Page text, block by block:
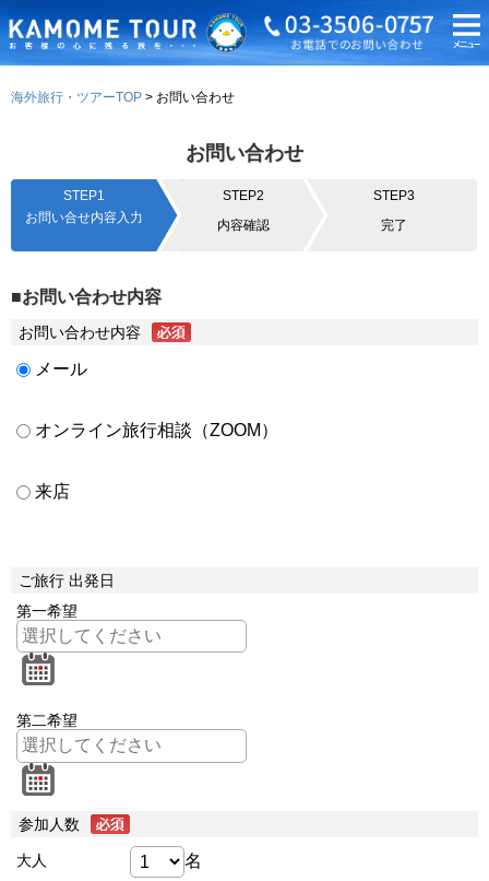
海外旅行・ツアーTOP お問い合わせ
お問い合わせ
STEP1
お問い合せ内容入力
STEP2
内容確認
STEP3
完了
■お問い合わせ内容
お問い合わせ内容
メール
オンライン旅行相談（ZOOM）
来店
ご旅行 出発日
第一希望
第二希望
参加人数
大人 名